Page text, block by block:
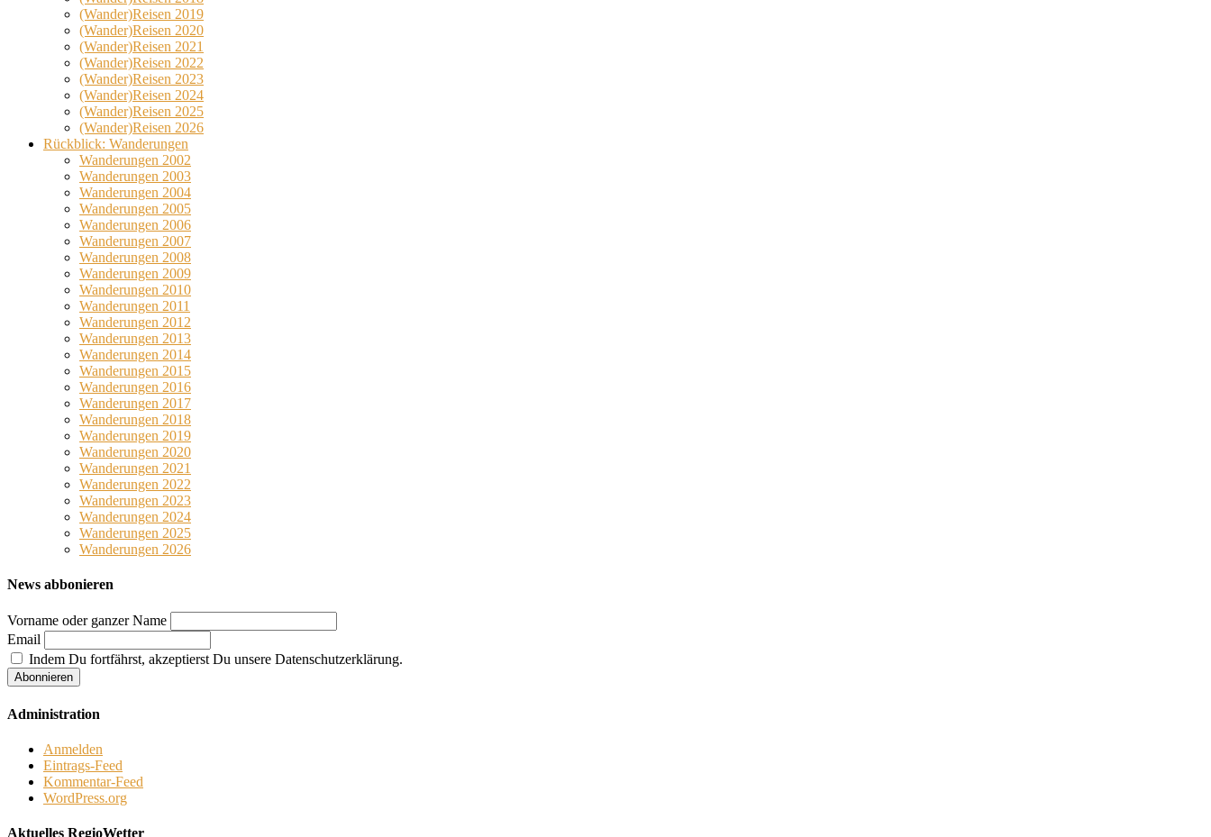
(Wander)Reisen 2019
(Wander)Reisen 2020
(Wander)Reisen 2021
(Wander)Reisen 2022
(Wander)Reisen 2023
(Wander)Reisen 2024
(Wander)Reisen 2025
(Wander)Reisen 2026
Rückblick: Wanderungen
Wanderungen 2002
Wanderungen 2003
Wanderungen 2004
Wanderungen 2005
Wanderungen 2006
Wanderungen 2007
Wanderungen 2008
Wanderungen 2009
Wanderungen 2010
Wanderungen 2011
Wanderungen 2012
Wanderungen 2013
Wanderungen 2014
Wanderungen 2015
Wanderungen 2016
Wanderungen 2017
Wanderungen 2018
Wanderungen 2019
Wanderungen 2020
Wanderungen 2021
Wanderungen 2022
Wanderungen 2023
Wanderungen 2024
Wanderungen 2025
Wanderungen 2026
News abbonieren
Vorname oder ganzer Name
Email
Indem Du fortfährst, akzeptierst Du unsere Datenschutzerklärung.
Administration
Anmelden
Eintrags-Feed
Kommentar-Feed
WordPress.org
Aktuelles RegioWetter